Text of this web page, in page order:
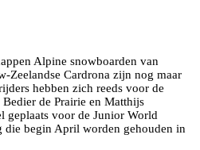
Alpine snowboarden van
Zeelandse Cardrona zijn nog maar
hebben zich reeds voor de
de Prairie en Matthijs
geplaats voor de Junior World
die begin April worden gehouden in